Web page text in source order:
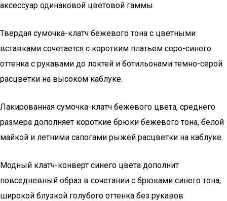
аксессуар одинаковой цветовой гаммы.
Твердая сумочка-клатч бежевого тона с цветными
вставками сочетается с коротким платьем серо-синего
оттенка с рукавами до локтей и ботильонами темно-серой
расцветки на высоком каблуке.
Лакированная сумочка-клатч бежевого цвета, среднего
размера дополняет короткие брюки бежевого тона, белой
майкой и летними сапогами рыжей расцветки на каблуке.
Модный клатч-конверт синего цвета дополнит
повседневный образ в сочетании с брюками синего тона,
широкой блузкой голубого оттенка без рукавов